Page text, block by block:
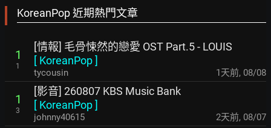
KoreanPop 近期熱門文章
1
1
[情報] 毛骨悚然的戀愛 OST Part.5 - LOUIS
[ KoreanPop]
tycousin 1天前, 08/08
1
3
[影音] 260807 KBS Music Bank
[ KoreanPop]
johnny40615 2天前, 08/07